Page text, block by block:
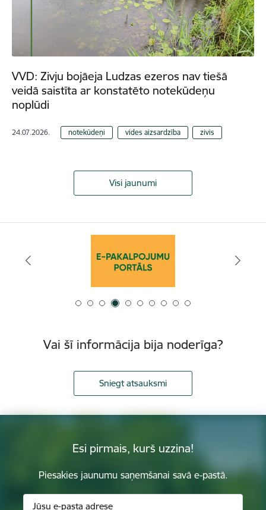
VVD: Zivju bojāeja Ludzas ezeros nav tiešā
veidā saistīta ar konstatēto notekūdeņu
noplūdi
24.07.2026. notekūdeņi vides aizsardzība zivis
Visi jaunumi
Vai šī informācija bija noderīga?
Sniegt atsauksmi
Esi pirmais, kurš uzzina!
Piesakies jaunumu saņemšanai savā e-pastā.